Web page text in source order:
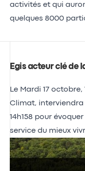
activités et qui
quelques 8000
Egis acteur clé de
Le Mardi 17
Climat, interviendra
14h158 pour
service du mieux